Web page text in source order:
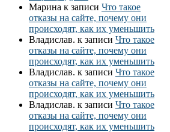
Марина к записи Что такое
отказы на сайте, почему они
происходят, как их уменьшить
Владислав. к записи Что такое
отказы на сайте, почему они
происходят, как их уменьшить
Владислав. к записи Что такое
отказы на сайте, почему они
происходят, как их уменьшить
Владислав. к записи Что такое
отказы на сайте, почему они
происходят, как их уменьшить